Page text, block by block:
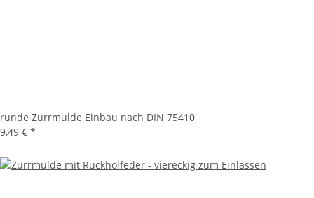
runde Zurrmulde Einbau nach DIN 75410
9,49 € *